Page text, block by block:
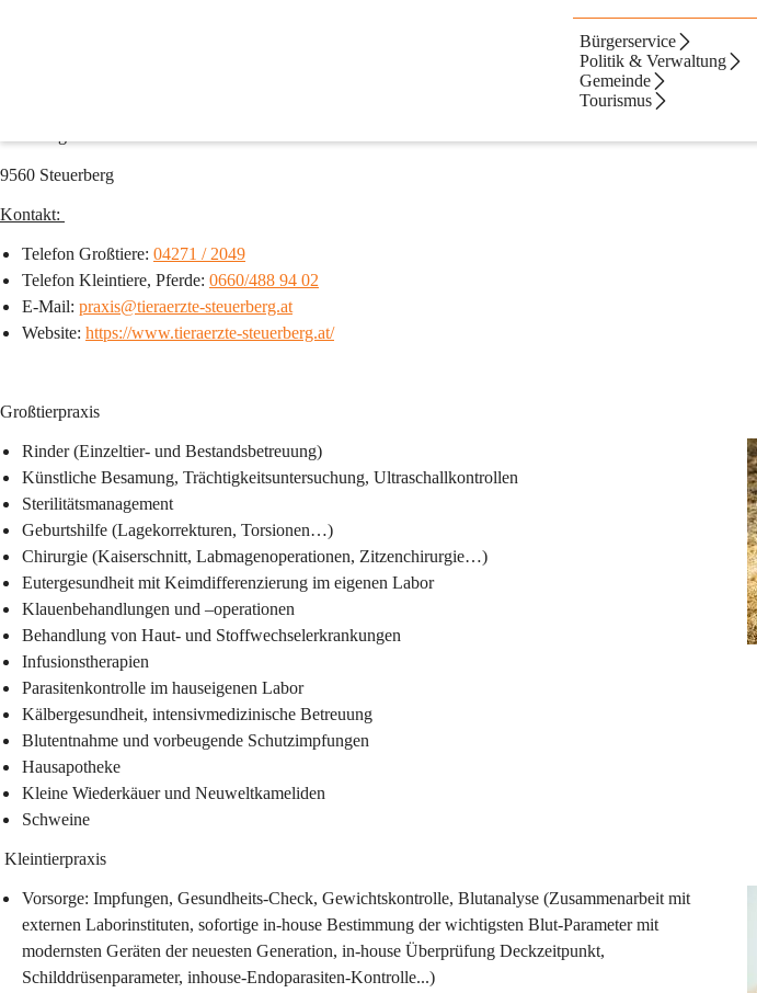
Bürgerservice
Politik & Verwaltung
Gemeinde
Tourismus
9560 Steuerberg
Kontakt:
Telefon Großtiere: 04271 / 2049
Telefon Kleintiere, Pferde: 0660/488 94 02
E-Mail: praxis@tieraerzte-steuerberg.at
Website: https://www.tieraerzte-steuerberg.at/
Großtierpraxis
Rinder (Einzeltier- und Bestandsbetreuung)
Künstliche Besamung, Trächtigkeitsuntersuchung, Ultraschallkontrollen
Sterilitätsmanagement
Geburtshilfe (Lagekorrekturen, Torsionen…)
Chirurgie (Kaiserschnitt, Labmagenoperationen, Zitzenchirurgie…)
Eutergesundheit mit Keimdifferenzierung im eigenen Labor
Klauenbehandlungen und –operationen
Behandlung von Haut- und Stoffwechselerkrankungen
Infusionstherapien
Parasitenkontrolle im hauseigenen Labor
Kälbergesundheit, intensivmedizinische Betreuung
Blutentnahme und vorbeugende Schutzimpfungen
Hausapotheke
Kleine Wiederkäuer und Neuweltkameliden
Schweine
Kleintierpraxis
Vorsorge: Impfungen, Gesundheits-Check, Gewichtskontrolle, Blutanalyse (Zusammenarbeit mit
externen Laborinstituten, sofortige in-house Bestimmung der wichtigsten Blut-Parameter mit
modernsten Geräten der neuesten Generation, in-house Überprüfung Deckzeitpunkt,
Schilddrüsenparameter, inhouse-Endoparasiten-Kontrolle...)